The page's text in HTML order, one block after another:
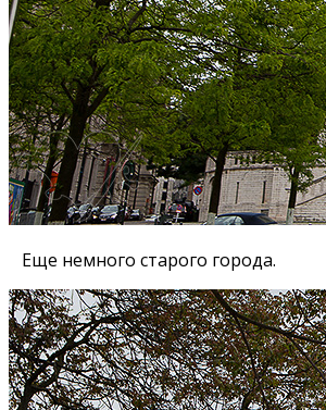
Еще немного старого города.